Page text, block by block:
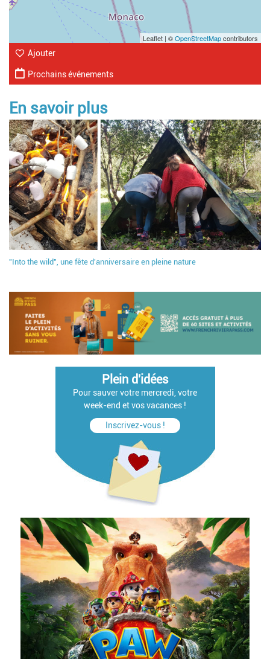
Leaflet | ©OpenStreetMapcontributors
Ajouter
Prochains événements
En savoir plus
"Into the wild", une fête d'anniversaire en pleine nature
Plein d'idées
Pour sauver votre mercredi, votre
week-end et vos vacances !
Inscrivez-vous !